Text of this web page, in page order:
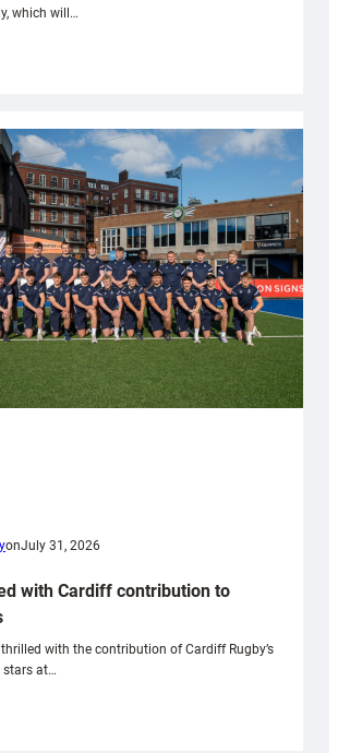
which will…
Keep
Wales
onJuly 31, 2026
with Cardiff contribution to
with the contribution of Cardiff Rugby’s
stars at…